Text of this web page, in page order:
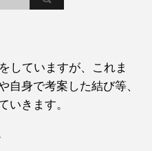
していますが、これま
自身で考案した結び等、
いきます。